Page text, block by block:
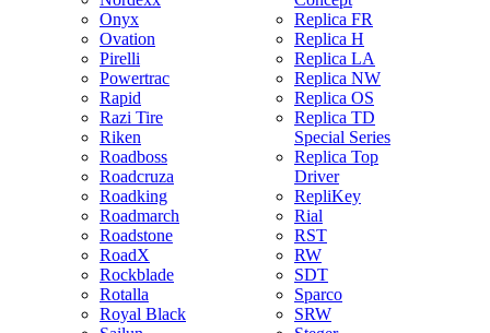
Onyx
Ovation
Pirelli
Powertrac
Rapid
Razi Tire
Riken
Roadboss
Roadcruza
Roadking
Roadmarch
Roadstone
RoadX
Rockblade
Rotalla
Royal Black
Replica FR
Replica H
Replica LA
Replica NW
Replica OS
Replica TD
Special Series
Replica Top
Driver
RepliKey
Rial
RST
RW
SDT
Sparco
SRW